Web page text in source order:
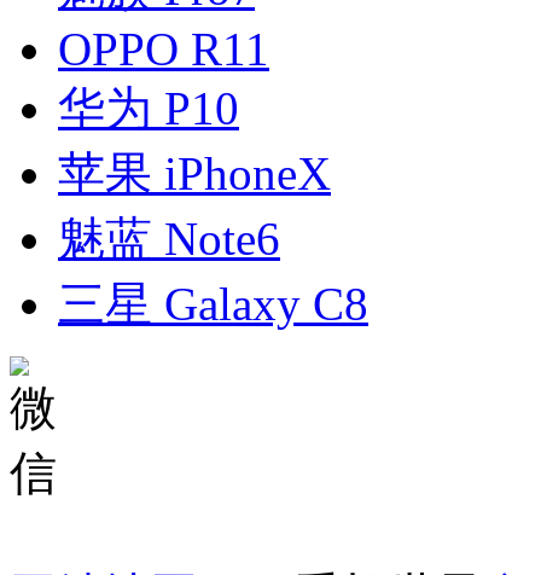
OPPO R11
华为 P10
苹果 iPhoneX
魅蓝 Note6
三星 Galaxy C8